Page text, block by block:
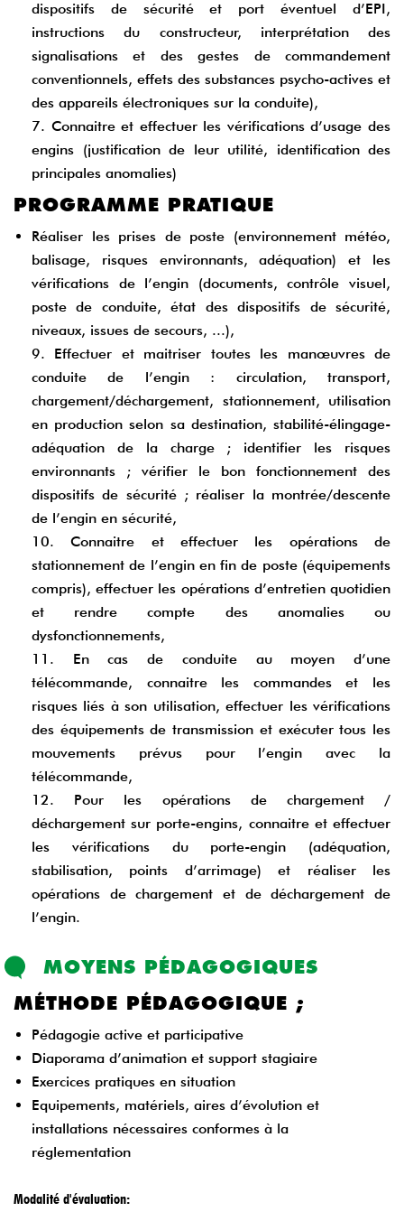
dispositifs de sécurité et port éventuel d’EPI,
instructions du constructeur, interprétation des
signalisations et des gestes de commandement
conventionnels, effets des substances psycho-actives et
des appareils électroniques sur la conduite),
7. Connaitre et effectuer les vérifications d’usage des
engins (justification de leur utilité, identification des
principales anomalies)
PROGRAMME PRATIQUE
Réaliser les prises de poste (environnement météo,
balisage, risques environnants, adéquation) et les
vérifications de l’engin (documents, contrôle visuel,
poste de conduite, état des dispositifs de sécurité,
niveaux, issues de secours, ...),
9. Effectuer et maitriser toutes les manœuvres de
conduite de l’engin : circulation, transport,
chargement/déchargement, stationnement, utilisation
en production selon sa destination, stabilité-élingage-
adéquation de la charge ; identifier les risques
environnants ; vérifier le bon fonctionnement des
dispositifs de sécurité ; réaliser la montrée/descente
de l’engin en sécurité,
10. Connaitre et effectuer les opérations de
stationnement de l’engin en fin de poste (équipements
compris), effectuer les opérations d’entretien quotidien
et rendre compte des anomalies ou
dysfonctionnements,
11. En cas de conduite au moyen d’une
télécommande, connaitre les commandes et les
risques liés à son utilisation, effectuer les vérifications
des équipements de transmission et exécuter tous les
mouvements prévus pour l’engin avec la
télécommande,
12. Pour les opérations de chargement /
déchargement sur porte-engins, connaitre et effectuer
les vérifications du porte-engin (adéquation,
stabilisation, points d’arrimage) et réaliser les
opérations de chargement et de déchargement de
l’engin.
MOYENS PÉDAGOGIQUES
MÉTHODE PÉDAGOGIQUE ;
Pédagogie active et participative
Diaporama d’animation et support stagiaire
Exercices pratiques en situation
Equipements, matériels, aires d’évolution et
installations nécessaires conformes à la
réglementation
Modalité d'évaluation: